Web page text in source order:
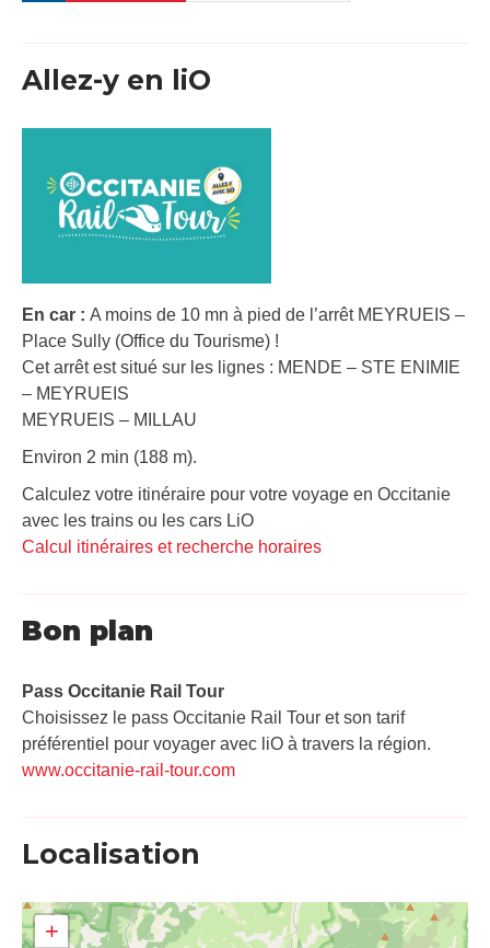
Allez-y en liO
En car : A moins de 10 mn à pied de l’arrêt MEYRUEIS –
Place Sully (Office du Tourisme) !
Cet arrêt est situé sur les lignes : MENDE – STE ENIMIE
– MEYRUEIS
MEYRUEIS – MILLAU
Environ 2 min (188 m).
Calculez votre itinéraire pour votre voyage en Occitanie
avec les trains ou les cars LiO
Calcul itinéraires et recherche horaires
Bon plan
Pass Occitanie Rail Tour​
Choisissez le pass Occitanie Rail Tour et son tarif
préférentiel pour voyager avec liO à travers la région.
www.occitanie-rail-tour.com
Localisation
+